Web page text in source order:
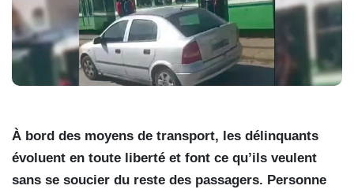
À bord des moyens de transport, les délinquants
évoluent en toute liberté et font ce qu’ils veulent
sans se soucier du reste des passagers. Personne